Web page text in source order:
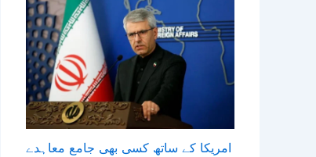
امریکا کے ساتھ کسی بھی جامع معاہدے